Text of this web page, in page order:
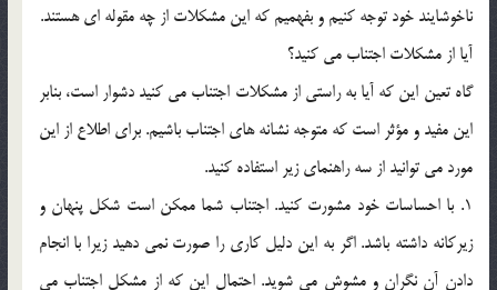
ناخوشايند خود توجه کنيم و بفهميم که اين مشکلات از چه مقوله اي هستند.
آيا از مشکلات اجتناب مي کنيد؟
گاه تعين اين که آيا به راستي از مشکلات اجتناب مي کنيد دشوار است، بنابر
اين مفيد و مؤثر است که متوجه نشانه هاي اجتناب باشيم. براي اطلاع از اين
مورد مي توانيد از سه راهنماي زير استفاده کنيد.
1. با احساسات خود مشورت کنيد. اجتناب شما ممکن است شکل پنهان و
زيرکانه داشته باشد. اگر به اين دليل کاري را صورت نمي دهيد زيرا با انجام
دادن آن نگران و مشوش مي شويد. احتمال اين که از مشکل اجتناب مي